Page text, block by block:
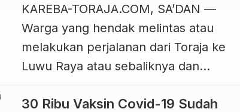
wartawan, Andi Sudirman bercerita,
detik-detik menjelang disuntik vaksin
Covid-19, dirinya sempat merasa deg-
degan. Namun setelah masuk ruang
KAREBA-TORAJA.COM, SA’DAN —
Warga yang hendak melintas atau
melakukan perjalanan dari Toraja ke
Luwu Raya atau sebaliknya dan
(Sangkaropi/Toraja Utara) ke
30 Ribu Vaksin Covid-19 Sudah